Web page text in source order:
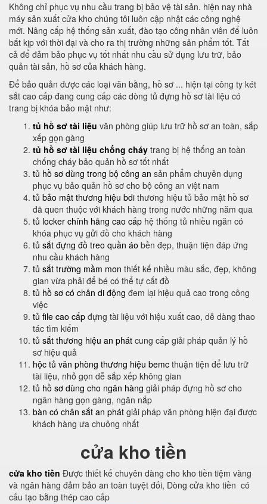
Không chỉ phục vụ nhu cầu trang bị bảo vệ tài sản. hiện nay nhà
máy sản xuất cửa kho chúng tôi luôn cập nhật các công nghệ
mới. Nâng cấp hệ thống sản xuất, đào tạo công nhân viên để luôn
bắt kịp với thời đại và cho ra thị trường những sản phẩm tốt. Tất
cả để đảm bảo phục vụ tốt nhất nhu cầu sử dụng lưu trữ, bảo
quản tài sản, hồ sơ của khách hàng.
Để bảo quản được các loại văn bằng, hồ sơ ... hiện tại công ty két
sắt cao cấp đang cung cấp các dòng tủ đựng hồ sơ tài liệu có
trang bị khóa bảo mật như:
tủ hồ sơ tài liệu văn phòng giúp lưu trữ hồ sơ an toàn, sắp
xếp gọn gàng
tủ hồ sơ tài liệu chống cháy trang bị hệ thống an toàn
chống cháy bảo quản hồ sơ tốt nhất
tủ hồ sơ dùng trong bộ công an sản phẩm chuyên dụng
phục vụ bảo quản hồ sơ cho bộ công an việt nam
tủ bảo mật thương hiệu bdi thương hiệu tủ bảo mật hồ sơ
đã quen thuộc với khách hàng trong nước những năm qua
tủ locker chính hãng cao cấp hệ thống tủ nhiều ngăn có
khóa phục vụ gửi đồ cho khách hàng
tủ sắt đựng đồ treo quần áo bền đẹp, thuận tiện đáp ứng
nhu cầu khách hàng
tủ sắt trường mầm mon thiết kế nhiều màu sắc, đẹp, không
gian vừa phải để bé có thể tự cất đồ
tủ hồ sơ có chân di động đem lại hiệu quả cao trong công
việc
tủ file cao cấp đựng tài liệu với hiệu xuất cao, dễ dàng thao
tác tìm kiếm
tủ sắt thương hiệu an phát cung cấp giải pháp quản lý hồ
sơ hiệu quả
hộc tủ văn phòng thương hiệu bemc thuận tiện để lưu trữ
tài liệu, nhỏ gọn dễ sắp xếp không gian
tủ hồ sơ dùng cho ngân hàng giải pháp đựng hồ sơ cho
ngân hàng gọn gàng, ngăn nắp
bàn có chân sắt an phát giải pháp văn phòng hiện đại được
khách hàng ưa chuông nhất
cửa kho tiền
cửa kho tiền Được thiết kế chuyên dàng cho kho tiền tiệm vàng
và ngân hàng đảm bảo an toàn tuyệt đối, Dòng cửa kho tiền có
cấu tạo bằng thép cao cấp